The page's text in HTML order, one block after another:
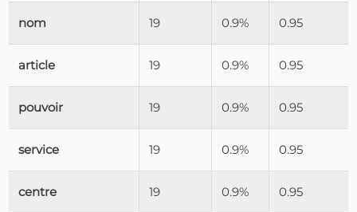
nom 19 0.9% 0.95
article 19 0.9% 0.95
pouvoir 19 0.9% 0.95
service 19 0.9% 0.95
centre 19 0.9% 0.95